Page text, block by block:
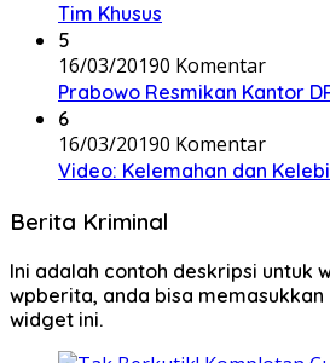
Tim Khusus
5
16/03/20190 Komentar
Prabowo Resmikan Kantor
6
16/03/20190 Komentar
Video: Kelemahan dan
Berita Kriminal
Ini adalah contoh deskripsi untuk
wpberita, anda bisa
widget ini.